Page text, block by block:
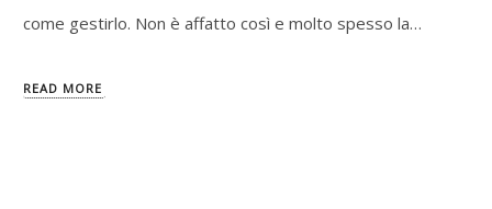
come gestirlo. Non è affatto così e molto spesso la…
READ MORE